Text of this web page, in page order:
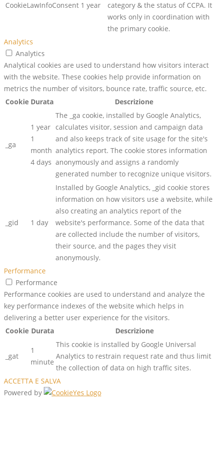
CookieLawInfoConsent 1 year
category & the status of CCPA. It
works only in coordination with
the primary cookie.
Analytics
Analytics
Analytical cookies are used to understand how visitors interact
with the website. These cookies help provide information on
metrics the number of visitors, bounce rate, traffic source, etc.
Cookie Durata Descrizione
_ga
1 year
1
month
4 days
The _ga cookie, installed by Google Analytics,
calculates visitor, session and campaign data
and also keeps track of site usage for the site's
analytics report. The cookie stores information
anonymously and assigns a randomly
generated number to recognize unique visitors.
_gid 1 day
Installed by Google Analytics, _gid cookie stores
information on how visitors use a website, while
also creating an analytics report of the
website's performance. Some of the data that
are collected include the number of visitors,
their source, and the pages they visit
anonymously.
Performance
Performance
Performance cookies are used to understand and analyze the
key performance indexes of the website which helps in
delivering a better user experience for the visitors.
Cookie Durata Descrizione
_gat
1
minute
This cookie is installed by Google Universal
Analytics to restrain request rate and thus limit
the collection of data on high traffic sites.
ACCETTA E SALVA
Powered by